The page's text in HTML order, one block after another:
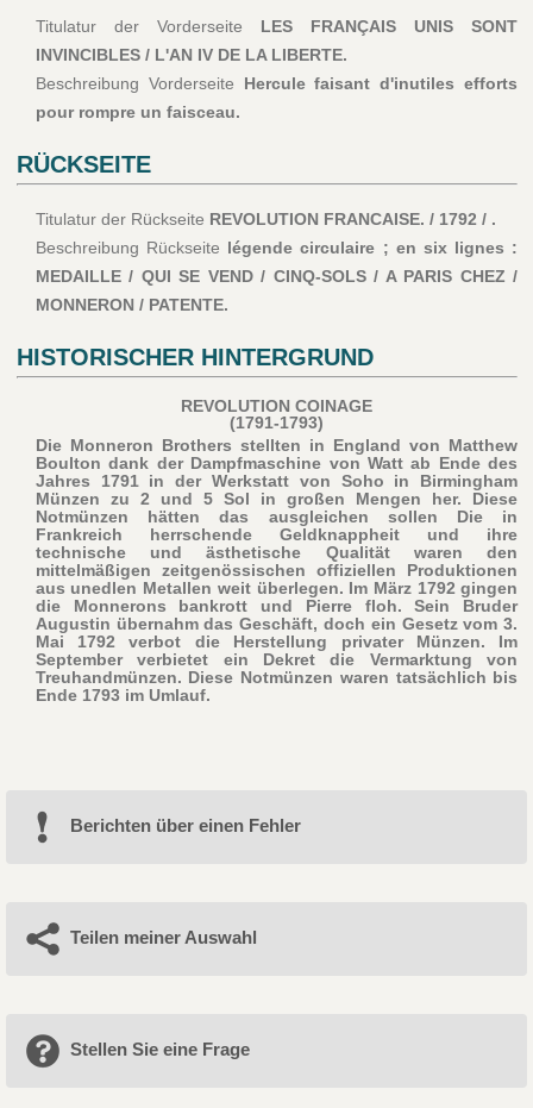
Titulatur der Vorderseite LES FRANÇAIS UNIS SONT
INVINCIBLES / L'AN IV DE LA LIBERTE.
Beschreibung Vorderseite Hercule faisant d'inutiles efforts
pour rompre un faisceau.
RÜCKSEITE
Titulatur der Rückseite REVOLUTION FRANCAISE. / 1792 / .
Beschreibung Rückseite légende circulaire ; en six lignes :
MEDAILLE / QUI SE VEND / CINQ-SOLS / A PARIS CHEZ /
MONNERON / PATENTE.
HISTORISCHER HINTERGRUND
REVOLUTION COINAGE
(1791-1793)
Die Monneron Brothers stellten in England von Matthew
Boulton dank der Dampfmaschine von Watt ab Ende des
Jahres 1791 in der Werkstatt von Soho in Birmingham
Münzen zu 2 und 5 Sol in großen Mengen her. Diese
Notmünzen hätten das ausgleichen sollen Die in
Frankreich herrschende Geldknappheit und ihre
technische und ästhetische Qualität waren den
mittelmäßigen zeitgenössischen offiziellen Produktionen
aus unedlen Metallen weit überlegen. Im März 1792 gingen
die Monnerons bankrott und Pierre floh. Sein Bruder
Augustin übernahm das Geschäft, doch ein Gesetz vom 3.
Mai 1792 verbot die Herstellung privater Münzen. Im
September verbietet ein Dekret die Vermarktung von
Treuhandmünzen. Diese Notmünzen waren tatsächlich bis
Ende 1793 im Umlauf.
Berichten über einen Fehler
Teilen meiner Auswahl
Stellen Sie eine Frage